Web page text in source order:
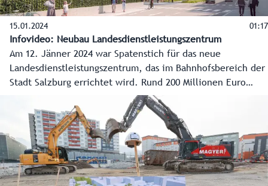
15.01.2024 01:17
Infovideo: Neubau Landesdienstleistungszentrum
Am 12. Jänner 2024 war Spatenstich für das neue
Landesdienstleistungszentrum, das im Bahnhofsbereich der
Stadt Salzburg errichtet wird. Rund 200 Millionen Euro
werden investiert. Es entstehen ein großes Bürgerservice
und moderne Arbeitsplätze für etwa 1.200 Mitarbeiter des
Landes. Die Bauarbeiten dauern bis Ende 2026.